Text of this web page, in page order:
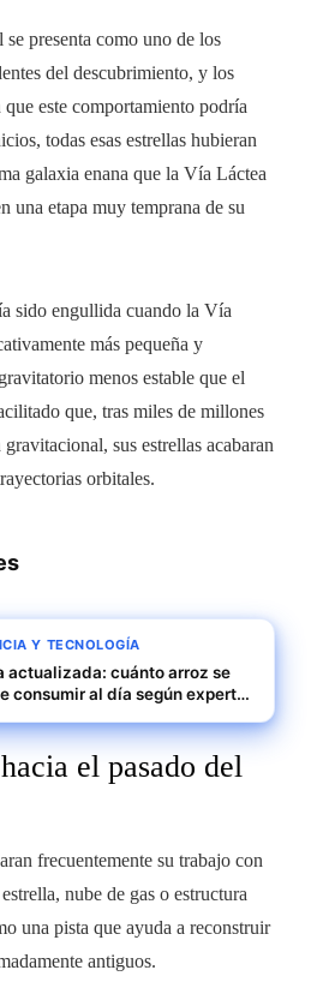
presenta como uno de los
del descubrimiento, y los
este comportamiento podría
todas esas estrellas hubieran
galaxia enana que la Vía Láctea
una etapa muy temprana de su
sido engullida cuando la Vía
más pequeña y
menos estable que el
que, tras miles de millones
sus estrellas acabaran
orbitales.
Y TECNOLOGÍA
actualizada: cuánto arroz se
consumir al día según expertos
el pasado del
frecuentemente su trabajo con
nube de gas o estructura
una pista que ayuda a reconstruir
antiguos.